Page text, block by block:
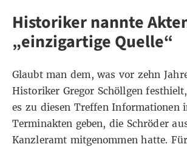
Historiker nannte
„einzigartige Quelle“
Glaubt man dem, was vor zehn
Historiker Gregor Schöllgen
es zu diesen Treffen Informationen
Terminakten geben, die Schröder
Kanzleramt mitgenommen hatte.